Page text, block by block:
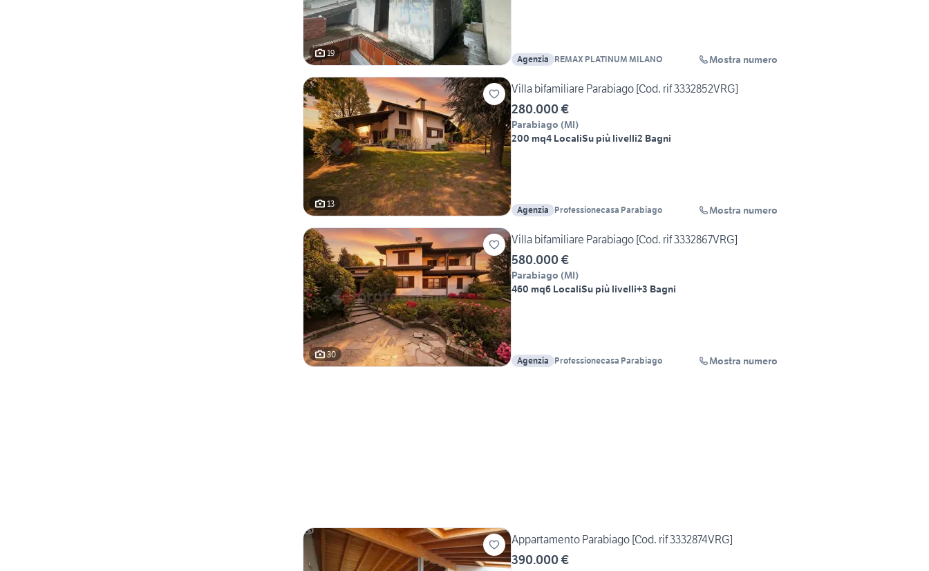
19
Agenzia REMAX PLATINUM MILANO Mostra numero
13
Villa bifamiliare Parabiago [Cod. rif 3332852VRG]
280.000 €
Parabiago (MI)
200 mq4 LocaliSu più livelli2 Bagni
Agenzia Professionecasa Parabiago Mostra numero
30
Villa bifamiliare Parabiago [Cod. rif 3332867VRG]
580.000 €
Parabiago (MI)
460 mq6 LocaliSu più livelli+3 Bagni
Agenzia Professionecasa Parabiago Mostra numero
Appartamento Parabiago [Cod. rif 3332874VRG]
390.000 €